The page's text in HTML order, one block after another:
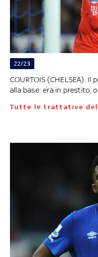
22/23
COURTOIS (CHELSEA).
alla base: era in prestito,
Tutte le trattative